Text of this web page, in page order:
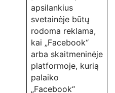
apsilankius
svetainėje būtų
rodoma reklama,
kai „Facebook“
arba skaitmeninėje
platformoje, kurią
palaiko
„Facebook“